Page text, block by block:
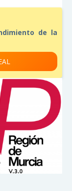
de la